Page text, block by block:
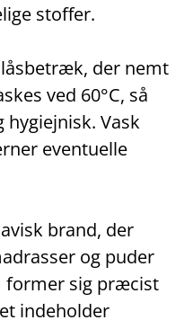
stoffer.
der nemt
ved 60°C, så
Vask
eventuelle
brand, der
og puder
former sig præcist
indeholder